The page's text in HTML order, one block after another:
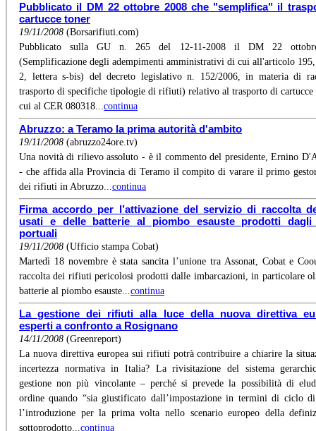
Pubblicato il DM 22 ottobre 2008 che "semplifica" il
cartucce toner
19/11/2008 (Borsarifiuti.com)
Pubblicato sulla GU n. 265 del 12-11-2008 il DM 22
(Semplificazione degli adempimenti amministrativi di cui all'articolo
2, lettera s-bis) del decreto legislativo n. 152/2006, in materia di
trasporto di specifiche tipologie di rifiuti) relativo al trasporto di cartucce
cui al CER 080318...continua
Abruzzo: a Teramo la prima autorità d'ambito
19/11/2008 (abruzzo24ore.tv)
Una novità di rilievo assoluto - è il commento del presidente, Ernino
- che affida alla Provincia di Teramo il compito di varare il primo
dei rifiuti in Abruzzo...continua
Firma accordo per l’attivazione del servizio di raccolta
usati e delle batterie al piombo esauste prodotti dagli
portuali
19/11/2008 (Ufficio stampa Cobat)
Martedì 18 novembre è stata sancita l’unione tra Assonat, Cobat e
raccolta dei rifiuti pericolosi prodotti dalle imbarcazioni, in particolare
batterie al piombo esauste...continua
La gestione dei rifiuti alla luce della nuova direttiva
esperti a confronto a Rosignano
14/11/2008 (Greenreport)
La nuova direttiva europea sui rifiuti potrà contribuire a chiarire la
incertezza normativa in Italia? La rivisitazione del sistema
gestione non più vincolante – perché si prevede la possibilità di
ordine quando “sia giustificato dall’impostazione in termini di ciclo
l’introduzione per la prima volta nello scenario europeo della
sottoprodotto...continua